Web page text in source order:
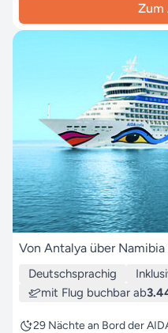
Zum
Von Antalya über
Deutschsprachig
mit Flug buchbar ab
29 Nächte an Bord der